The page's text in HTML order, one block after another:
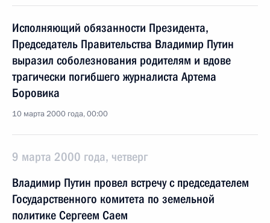
Исполняющий обязанности Президента,
Председатель Правительства Владимир Путин
выразил соболезнования родителям и вдове
трагически погибшего журналиста Артема
Боровика
10 марта 2000 года, 00:00
9 марта 2000 года, четверг
Владимир Путин провел встречу с председателем
Государственного комитета по земельной
политике Сергеем Саем